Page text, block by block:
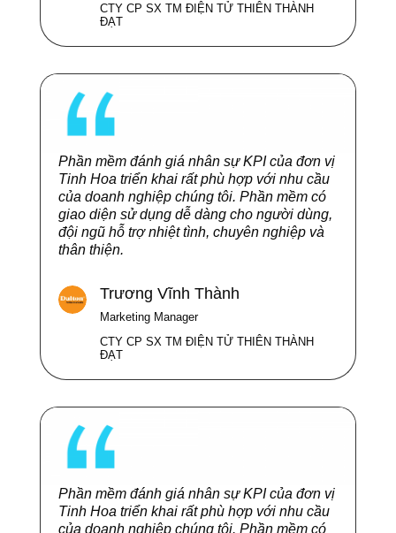
CTY CP SX TM ĐIỆN TỬ THIÊN THÀNH
ĐẠT
Phần mềm đánh giá nhân sự KPI của đơn vị
Tinh Hoa triển khai rất phù hợp với nhu cầu
của doanh nghiệp chúng tôi. Phần mềm có
giao diện sử dụng dễ dàng cho người dùng,
đội ngũ hỗ trợ nhiệt tình, chuyên nghiệp và
thân thiện.
Trương Vĩnh Thành
Marketing Manager
CTY CP SX TM ĐIỆN TỬ THIÊN THÀNH
ĐẠT
Phần mềm đánh giá nhân sự KPI của đơn vị
Tinh Hoa triển khai rất phù hợp với nhu cầu
của doanh nghiệp chúng tôi. Phần mềm có